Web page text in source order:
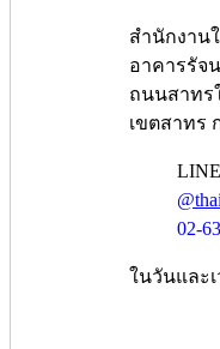
สำนักงาน
อาคารรัจ
ถนนสาทร
เขตสาทร
02-
ในวันและเ